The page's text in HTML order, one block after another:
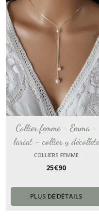
Collier femme - Emma -
lariat - collier y décolleté
plongeant collier mariage -
chaine serpentine collier fin
COLLIERS FEMME
25€90
PLUS DE DÉTAILS